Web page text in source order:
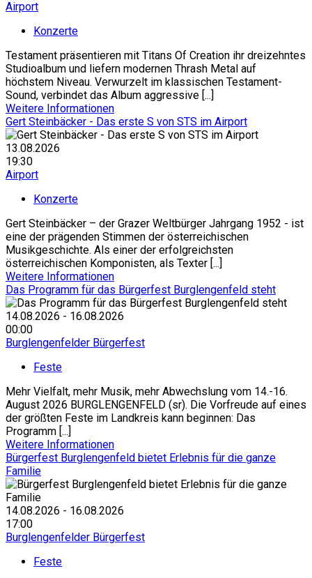
Airport
Konzerte
Testament präsentieren mit Titans Of Creation ihr dreizehntes
Studioalbum und liefern modernen Thrash Metal auf
höchstem Niveau. Verwurzelt im klassischen Testament-
Sound, verbindet das Album aggressive [...]
Weitere Informationen
Gert Steinbäcker - Das erste S von STS im Airport
13.08.2026
19:30
Airport
Konzerte
Gert Steinbäcker – der Grazer Weltbürger Jahrgang 1952 - ist
eine der prägenden Stimmen der österreichischen
Musikgeschichte. Als einer der erfolgreichsten
österreichischen Komponisten, als Texter [...]
Weitere Informationen
Das Programm für das Bürgerfest Burglengenfeld steht
14.08.2026 - 16.08.2026
00:00
Burglengenfelder Bürgerfest
Feste
Mehr Vielfalt, mehr Musik, mehr Abwechslung vom 14.-16.
August 2026 BURGLENGENFELD (sr). Die Vorfreude auf eines
der größten Feste im Landkreis kann beginnen: Das
Programm [...]
Weitere Informationen
Bürgerfest Burglengenfeld bietet Erlebnis für die ganze
Familie
14.08.2026 - 16.08.2026
17:00
Burglengenfelder Bürgerfest
Feste